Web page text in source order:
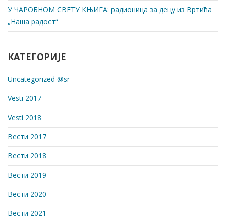
У ЧАРОБНОМ СВЕТУ КЊИГА: радионица за децу из Вртића
„Наша радост“
КАТЕГОРИЈЕ
Uncategorized @sr
Vesti 2017
Vesti 2018
Вести 2017
Вести 2018
Вести 2019
Вести 2020
Вести 2021